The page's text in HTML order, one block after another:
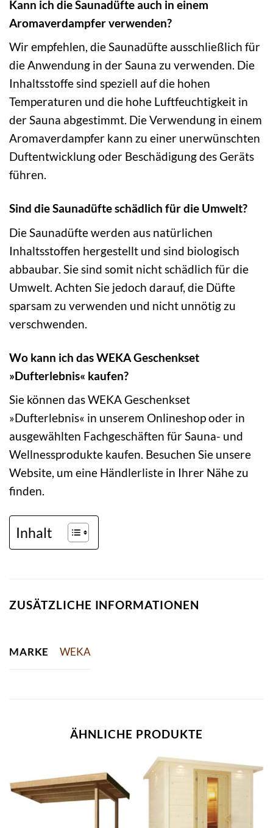
Kann ich die Saunadüfte auch in einem
Aromaverdampfer verwenden?
Wir empfehlen, die Saunadüfte ausschließlich für
die Anwendung in der Sauna zu verwenden. Die
Inhaltsstoffe sind speziell auf die hohen
Temperaturen und die hohe Luftfeuchtigkeit in
der Sauna abgestimmt. Die Verwendung in einem
Aromaverdampfer kann zu einer unerwünschten
Duftentwicklung oder Beschädigung des Geräts
führen.
Sind die Saunadüfte schädlich für die Umwelt?
Die Saunadüfte werden aus natürlichen
Inhaltsstoffen hergestellt und sind biologisch
abbaubar. Sie sind somit nicht schädlich für die
Umwelt. Achten Sie jedoch darauf, die Düfte
sparsam zu verwenden und nicht unnötig zu
verschwenden.
Wo kann ich das WEKA Geschenkset
»Dufterlebnis« kaufen?
Sie können das WEKA Geschenkset
»Dufterlebnis« in unserem Onlineshop oder in
ausgewählten Fachgeschäften für Sauna- und
Wellnessprodukte kaufen. Besuchen Sie unsere
Website, um eine Händlerliste in Ihrer Nähe zu
finden.
Inhalt
ZUSÄTZLICHE INFORMATIONEN
MARKE WEKA
ÄHNLICHE PRODUKTE